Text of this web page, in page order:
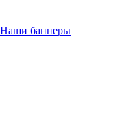
Наши баннеры